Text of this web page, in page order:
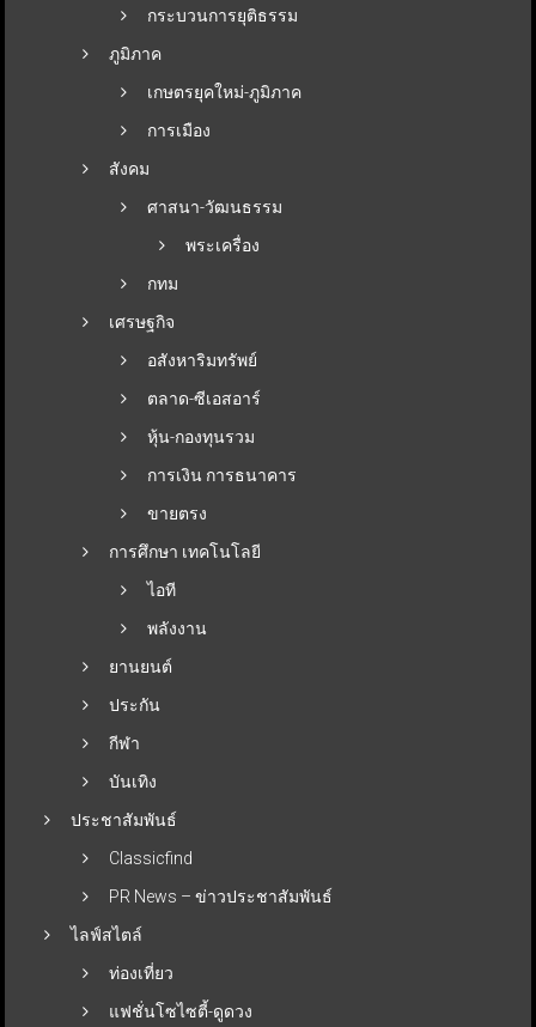
กระบวนการยุติธรรม
ภูมิภาค
เกษตรยุคใหม่-ภูมิภาค
การเมือง
สังคม
ศาสนา-วัฒนธรรม
พระเครื่อง
กทม
เศรษฐกิจ
อสังหาริมทรัพย์
ตลาด-ซีเอสอาร์
หุ้น-กองทุนรวม
การเงิน การธนาคาร
ขายตรง
การศึกษา เทคโนโลยี
ไอที
พลังงาน
ยานยนต์
ประกัน
กีฬา
บันเทิง
ประชาสัมพันธ์
Classicfind
PR News – ข่าวประชาสัมพันธ์
ไลฟ์สไตล์
ท่องเที่ยว
แฟชั่นโซไซตี้-ดูดวง